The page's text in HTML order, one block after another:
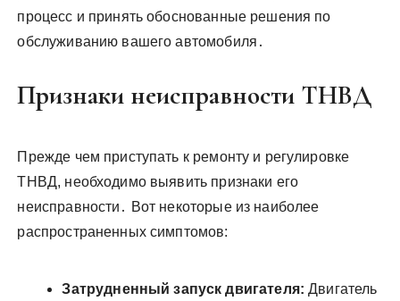
процесс и принять обоснованные решения по
обслуживанию вашего автомобиля․
Признаки неисправности ТНВД
Прежде чем приступать к ремонту и регулировке
ТНВД, необходимо выявить признаки его
неисправности․ Вот некоторые из наиболее
распространенных симптомов:
Затрудненный запуск двигателя: Двигатель